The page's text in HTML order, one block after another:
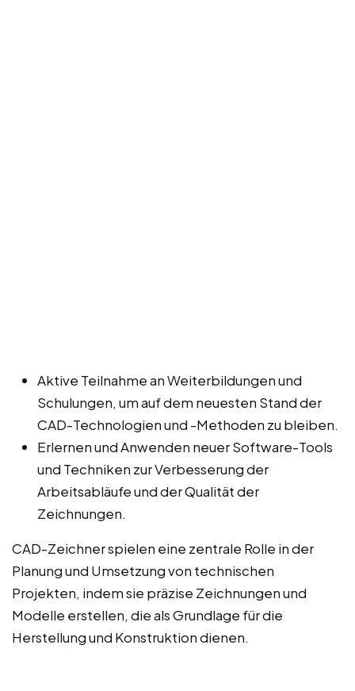
Aktive Teilnahme an Weiterbildungen und
Schulungen, um auf dem neuesten Stand der
CAD-Technologien und -Methoden zu bleiben.
Erlernen und Anwenden neuer Software-Tools
und Techniken zur Verbesserung der
Arbeitsabläufe und der Qualität der
Zeichnungen.
CAD-Zeichner spielen eine zentrale Rolle in der
Planung und Umsetzung von technischen
Projekten, indem sie präzise Zeichnungen und
Modelle erstellen, die als Grundlage für die
Herstellung und Konstruktion dienen.